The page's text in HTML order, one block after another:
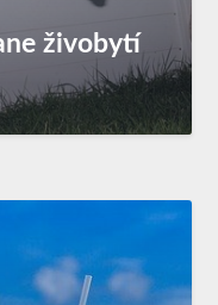
živobytí